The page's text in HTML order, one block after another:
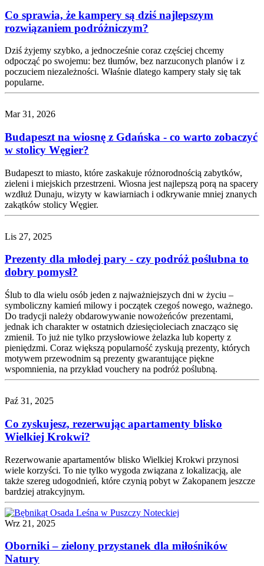
Co sprawia, że kampery są dziś najlepszym
rozwiązaniem podróżniczym?
Dziś żyjemy szybko, a jednocześnie coraz częściej chcemy
odpocząć po swojemu: bez tłumów, bez narzuconych planów i z
poczuciem niezależności. Właśnie dlatego kampery stały się tak
popularne.
Mar 31, 2026
Budapeszt na wiosnę z Gdańska - co warto zobaczyć
w stolicy Węgier?
Budapeszt to miasto, które zaskakuje różnorodnością zabytków,
zieleni i miejskich przestrzeni. Wiosna jest najlepszą porą na spacery
wzdłuż Dunaju, wizyty w kawiarniach i odkrywanie mniej znanych
zakątków stolicy Węgier.
Lis 27, 2025
Prezenty dla młodej pary - czy podróż poślubna to
dobry pomysł?
Ślub to dla wielu osób jeden z najważniejszych dni w życiu –
symboliczny kamień milowy i początek czegoś nowego, ważnego.
Do tradycji należy obdarowywanie nowożeńców prezentami,
jednak ich charakter w ostatnich dziesięcioleciach znacząco się
zmienił. To już nie tylko przysłowiowe żelazka lub koperty z
pieniędzmi. Coraz większą popularność zyskują prezenty, których
motywem przewodnim są prezenty gwarantujące piękne
wspomnienia, na przykład vouchery na podróż poślubną.
Paź 31, 2025
Co zyskujesz, rezerwując apartamenty blisko
Wielkiej Krokwi?
Rezerwowanie apartamentów blisko Wielkiej Krokwi przynosi
wiele korzyści. To nie tylko wygoda związana z lokalizacją, ale
także szereg udogodnień, które czynią pobyt w Zakopanem jeszcze
bardziej atrakcyjnym.
Wrz 21, 2025
Oborniki – zielony przystanek dla miłośników
Natury